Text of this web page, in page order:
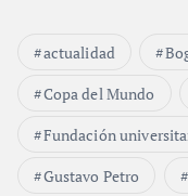
actualidad
Copa del Mundo
Fundación
Gustavo Petro